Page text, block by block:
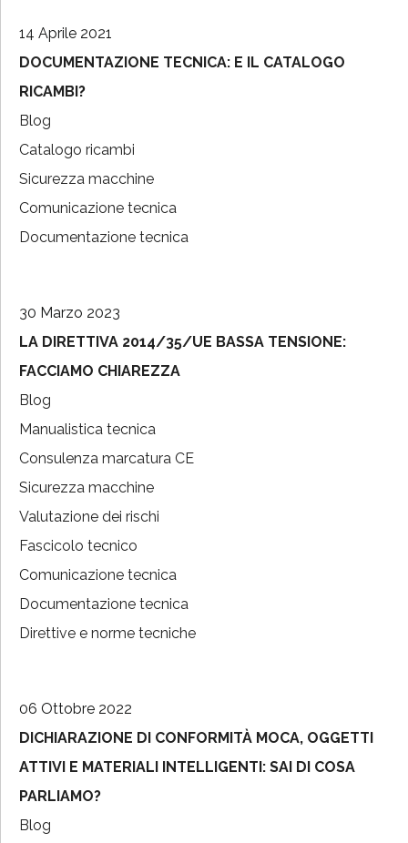
14 Aprile 2021
DOCUMENTAZIONE TECNICA: E IL CATALOGO
RICAMBI?
Blog
Catalogo ricambi
Sicurezza macchine
Comunicazione tecnica
Documentazione tecnica
30 Marzo 2023
LA DIRETTIVA 2014/35/UE BASSA TENSIONE:
FACCIAMO CHIAREZZA
Blog
Manualistica tecnica
Consulenza marcatura CE
Sicurezza macchine
Valutazione dei rischi
Fascicolo tecnico
Comunicazione tecnica
Documentazione tecnica
Direttive e norme tecniche
06 Ottobre 2022
DICHIARAZIONE DI CONFORMITÀ MOCA, OGGETTI
ATTIVI E MATERIALI INTELLIGENTI: SAI DI COSA
PARLIAMO?
Blog